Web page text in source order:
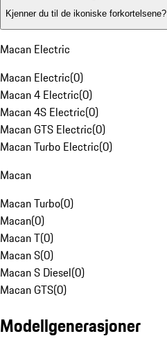
Kjenner du til de ikoniske forkortelsene?
Macan Electric
Macan Electric(0)
Macan 4 Electric(0)
Macan 4S Electric(0)
Macan GTS Electric(0)
Macan Turbo Electric(0)
Macan
Macan Turbo(0)
Macan(0)
Macan T(0)
Macan S(0)
Macan S Diesel(0)
Macan GTS(0)
Modellgenerasjoner